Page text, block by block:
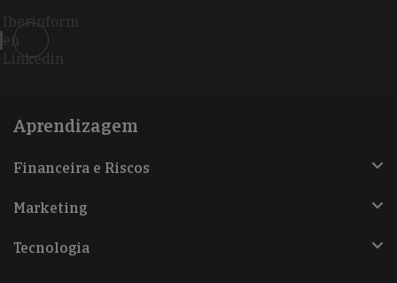
Iberinform
en
Linkedin
Aprendizagem
Financeira e Riscos
Marketing
Tecnologia